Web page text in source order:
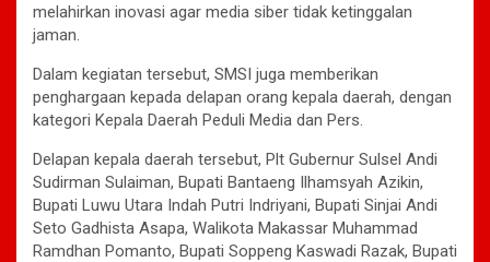
melahirkan inovasi agar media siber tidak ketinggalan
jaman.
Dalam kegiatan tersebut, SMSI juga memberikan
penghargaan kepada delapan orang kepala daerah, dengan
kategori Kepala Daerah Peduli Media dan Pers.
Delapan kepala daerah tersebut, Plt Gubernur Sulsel Andi
Sudirman Sulaiman, Bupati Bantaeng Ilhamsyah Azikin,
Bupati Luwu Utara Indah Putri Indriyani, Bupati Sinjai Andi
Seto Gadhista Asapa, Walikota Makassar Muhammad
Ramdhan Pomanto, Bupati Soppeng Kaswadi Razak, Bupati